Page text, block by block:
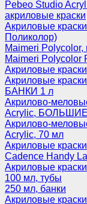
Pebeo Studio
акриловые краски
Акриловые
Поликолор)
Maimeri
Maimeri Polycolor
Акриловые
Акриловые
БАНКИ 1 л
Акрилово-
Acrylic,
Акрилово-
Acrylic, 70 мл
Акриловые
Cadence Handy
Акриловые
100 мл, тубы
250 мл, банки
Акриловые